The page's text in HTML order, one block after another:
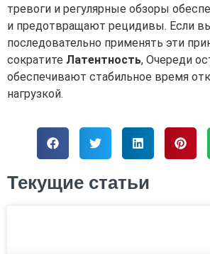
тревоги и регулярные обзоры
и предотвращают рецидивы. Если
последовательно применять эти
сократите Латентность, Очереди
обеспечивают стабильное время
нагрузкой.
Текущие статьи